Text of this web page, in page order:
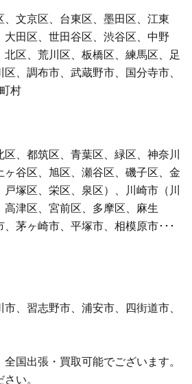
文京区、台東区、墨田区、江東
大田区、世田谷区、渋谷区、中野
北区、荒川区、板橋区、練馬区、足
、調布市、武蔵野市、国分寺市、
村
、都筑区、青葉区、緑区、神奈川
ヶ谷区、旭区、瀬谷区、磯子区、金
塚区、栄区、泉区）、川崎市（川
津区、宮前区、多摩区、麻生
茅ヶ崎市、平塚市、相模原市･･･
、習志野市、浦安市、四街道市、
国出張・買取可能でございます。
い。